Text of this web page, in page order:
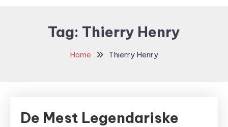
Tag: Thierry Henry
Home Thierry Henry
De Mest Legendariske